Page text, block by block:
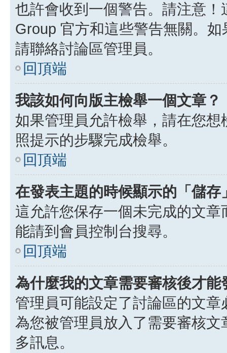
也許會收到一個警告。請注意
Group 官方和這些警告無關。
請聯絡討論區管理員。
回頂端
我該如何向版主檢舉一個文章？
如果管理員允許檢舉，請在您
照提示的步驟完成檢舉。
回頂端
在發表主題的時候顯示的「儲
這允許您保存一個未完成的文
能請到會員控制台搜尋。
回頂端
為什麼我的文章需要審核後才能
管理員可能設定了討論區的文
為您被管理員放入了需要審核
多訊息。